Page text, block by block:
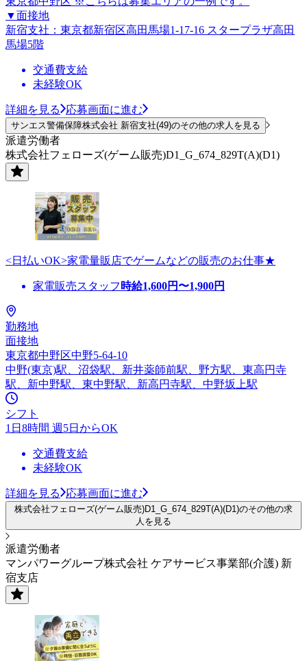
▼面接地
新宿支社：東京都新宿区高田馬場1-17-16 スタープラザ高田
馬場5階
交通費支給
未経験OK
詳細を見る 応募画面に進む
サンエス警備保障株式会社 新宿支社(49)のその他の求人を見る
派遣労働者
株式会社フェローズ(ゲーム販売)D1_G_674_829T(A)(D1)
<日払いOK>家電量販店でゲームなどの販売のお仕事★
家電販売スタッフ 時給1,600円〜1,900円
勤務地
面接地
東京都中野区中野5-64-10
中野(東京)駅、沼袋駅、新井薬師前駅、野方駅、東高円寺
駅、新中野駅、東中野駅、新高円寺駅、中野坂上駅
シフト
1日8時間 週5日からOK
交通費支給
未経験OK
詳細を見る 応募画面に進む
株式会社フェローズ(ゲーム販売)D1_G_674_829T(A)(D1)のその他の求
人を見る
派遣労働者
マンパワーグループ株式会社 ケアサービス事業部(介護) 新
宿支店